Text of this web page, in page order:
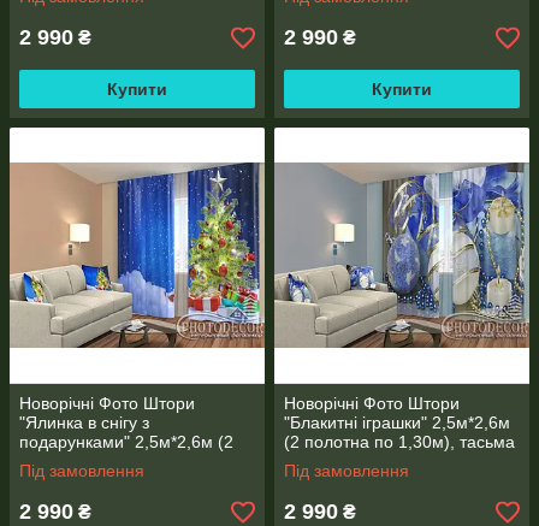
2 990 ₴
Купити
2 990 ₴
Купити
Новорічні Фото Штори
"Ялинка в снігу з
подарунками" 2,5м*2,6м (2
полотна по 1,30м), тасьма
Під замовлення
2 990 ₴
Новорічні Фото Штори
"Блакитні іграшки" 2,5м*2,6м
(2 полотна по 1,30м), тасьма
Під замовлення
2 990 ₴